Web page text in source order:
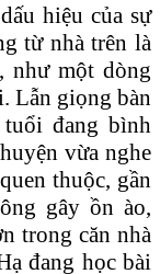
hiệu của sự
từ nhà trên là
như một dòng
Lẫn giọng bàn
đang bình
vừa nghe
thuộc, gần
gây ồn ào,
trong căn nhà
đang học bài